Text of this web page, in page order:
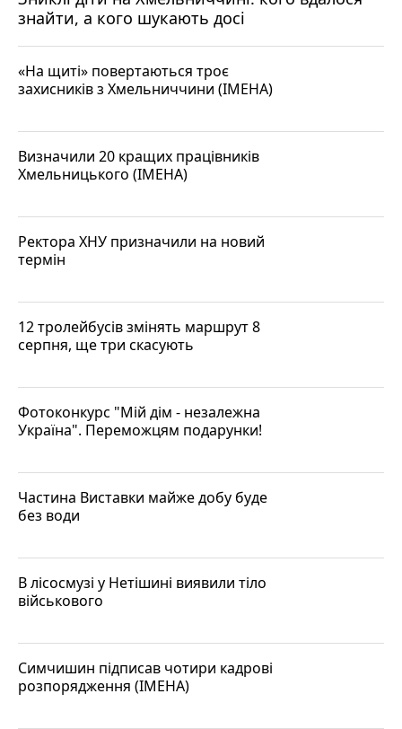
знайти, а кого шукають досі
«На щиті» повертаються троє
захисників з Хмельниччини (ІМЕНА)
Визначили 20 кращих працівників
Хмельницького (ІМЕНА)
Ректора ХНУ призначили на новий
термін
12 тролейбусів змінять маршрут 8
серпня, ще три скасують
Фотоконкурс "Мій дім - незалежна
Україна". Переможцям подарунки!
Частина Виставки майже добу буде
без води
В лісосмузі у Нетішині виявили тіло
військового
Симчишин підписав чотири кадрові
розпорядження (ІМЕНА)